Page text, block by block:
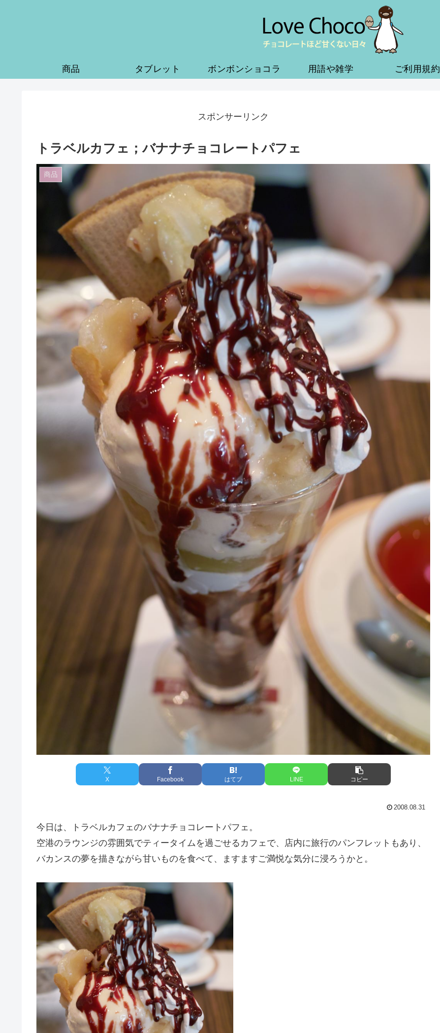
商品 タブレット ボンボンショコラ 用語や雑学 ご利用規約
スポンサーリンク
トラベルカフェ；バナナチョコレートパフェ
商品
X Facebook はてブ LINE コピー
2008.08.31
今日は、トラベルカフェのバナナチョコレートパフェ。
空港のラウンジの雰囲気でティータイムを過ごせるカフェで、店内に旅行のパンフレットもあり、
バカンスの夢を描きながら甘いものを食べて、ますますご満悦な気分に浸ろうかと。